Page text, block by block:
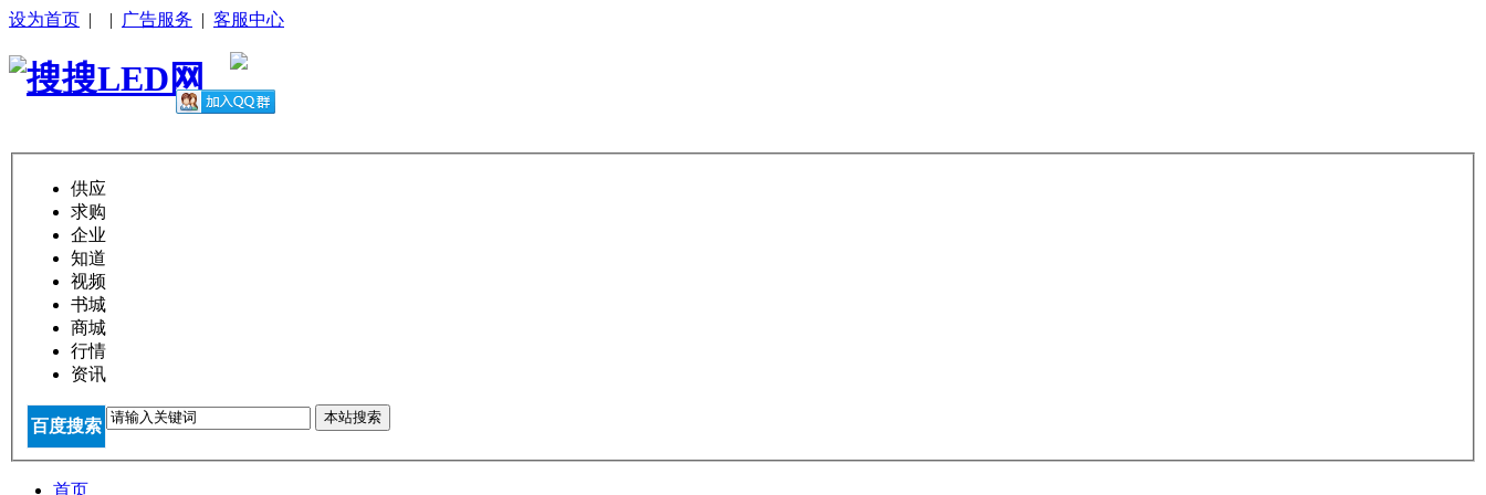
设为首页 | | 广告服务 | 客服中心
供应
求购
企业
知道
视频
书城
商城
行情
资讯
百度搜索 本站搜索
首页